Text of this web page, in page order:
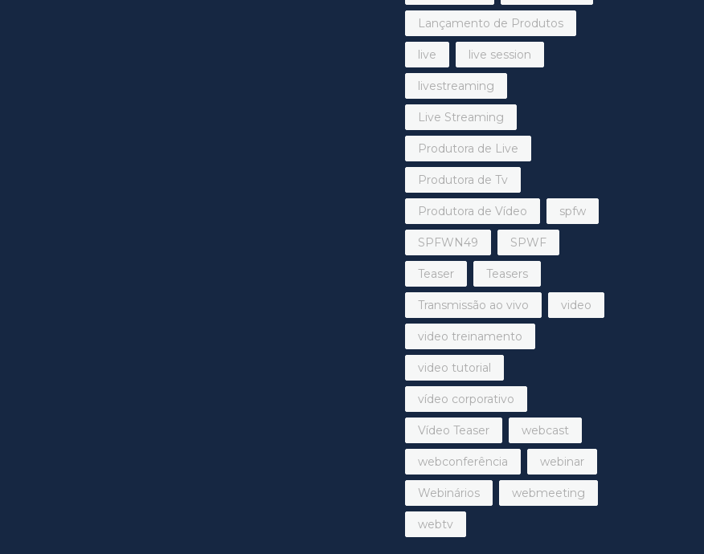
Lançamento de Produtos
live live session
livestreaming
Live Streaming
Produtora de Live
Produtora de Tv
Produtora de Vídeo spfw
SPFWN49 SPWF
Teaser Teasers
Transmissão ao vivo video
video treinamento
video tutorial
vídeo corporativo
Vídeo Teaser webcast
webconferência webinar
Webinários webmeeting
webtv